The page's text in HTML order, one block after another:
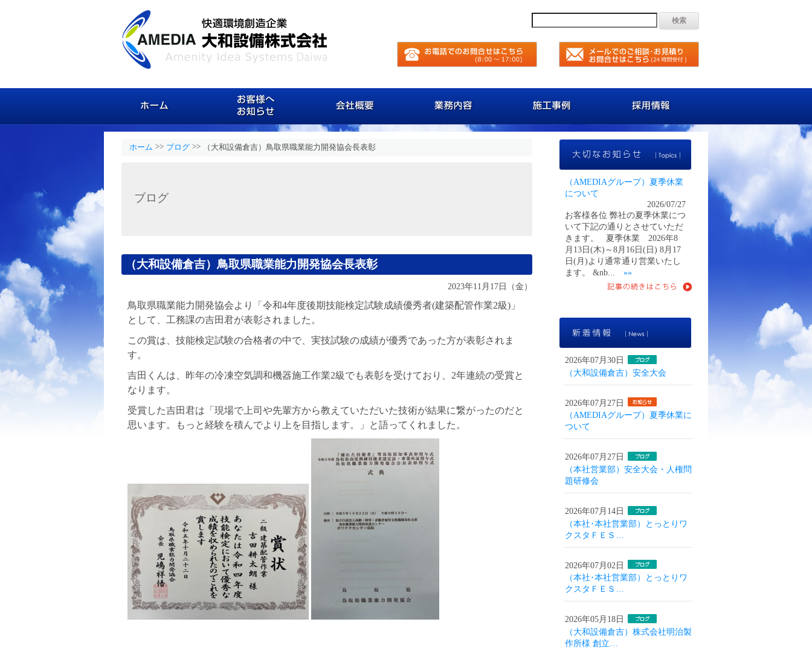
ホーム >> ブログ >> （大和設備倉吉）鳥取県職業能力開発協会長表彰
ブログ
（大和設備倉吉）鳥取県職業能力開発協会長表彰
2023年11月17日（金）
鳥取県職業能力開発協会より「令和4年度後期技能検定試験成績優秀者(建築配管作業2級)」
として、工務課の吉田君が表彰されました。
この賞は、技能検定試験の合格者の中で、実技試験の成績が優秀であった方が表彰されま
す。
吉田くんは、昨年の冷凍空気調和機器施工作業2級でも表彰を受けており、2年連続の受賞と
なります。
受賞した吉田君は「現場で上司や先輩方から教えていただいた技術が結果に繋がったのだと
思います。もっと経験を積んでより上を目指します。」と語ってくれました。
（AMEDIAグループ）夏季休業
について
2026/07/27
お客様各位 弊社の夏季休業につ
いて下記の通りとさせていただ
きます。 夏季休業 2026年8
月13日(木)～8月16日(日) 8月17
日(月)より通常通り営業いたし
ます。 &nb... »»
2026年07月30日
（大和設備倉吉）安全大会
2026年07月27日
（AMEDIAグループ）夏季休業に
ついて
2026年07月27日
（本社営業部）安全大会・人権問
題研修会
2026年07月14日
（本社･本社営業部）とっとりワ
クスタＦＥＳ…
2026年07月02日
（本社･本社営業部）とっとりワ
クスタＦＥＳ…
2026年05月18日
（大和設備倉吉）株式会社明治製
作所様 創立…